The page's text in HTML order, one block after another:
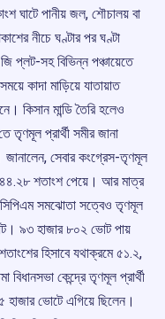
ঘাটে পানীয় জল, শৌচালয় বা
নীচে ঘণ্টার পর ঘণ্টা
প্লট-সহ বিভিন্ন পঞ্চায়েতে
কাদা মাড়িয়ে যাতায়াত
কিসান মান্ডি তৈরি হলেও
তৃণমূল প্রার্থী সমীর জানা
সেবার কংগ্রেস-তৃণমূল
৪৪.২৮ শতাংশ পেয়ে। আর মাত্র
সমঝোতা সত্বেও তৃণমূল
৯৩ হাজার ৮০২ ভোট পায়
হিসাবে যথাক্রমে ৫১.২,
কেন্দ্রে তৃণমূল প্রার্থী
হাজার ভোটে এগিয়ে ছিলেন।